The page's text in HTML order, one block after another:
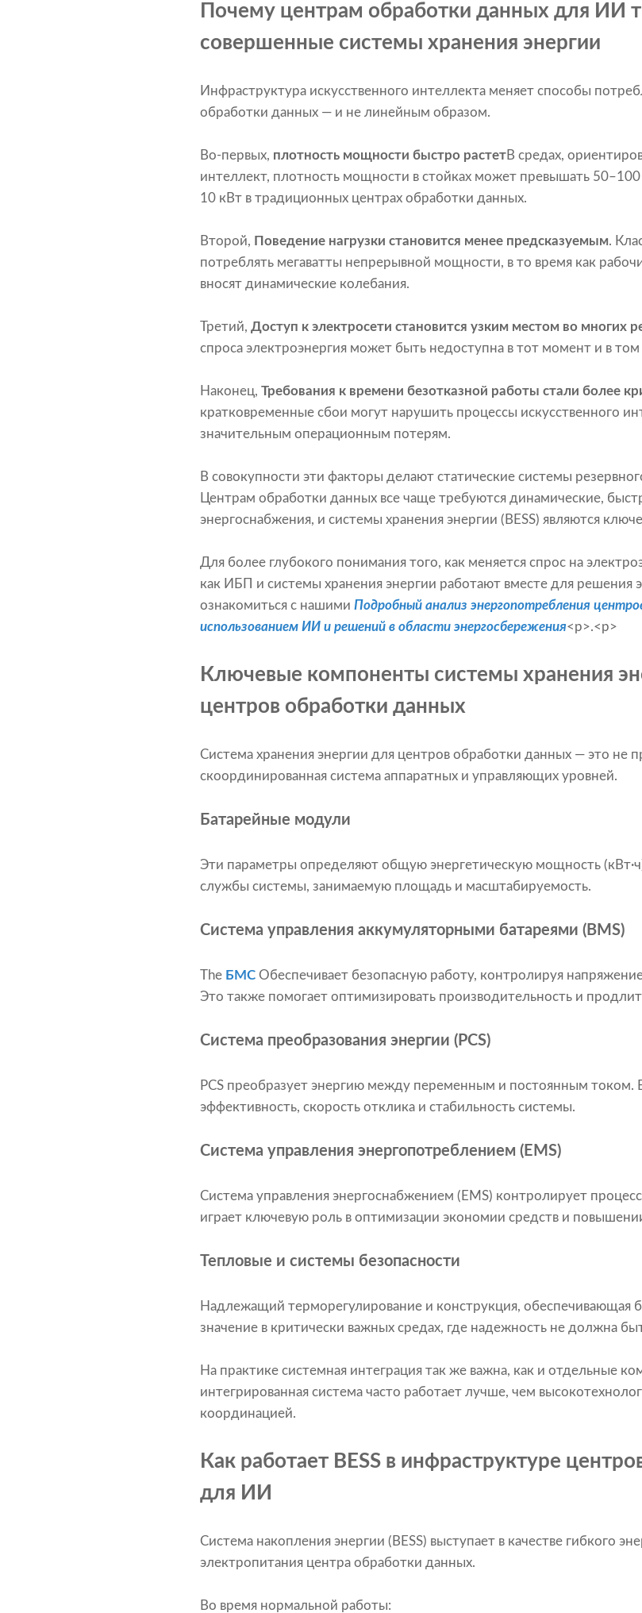
Почему центрам обработки данных для ИИ
совершенные системы хранения энергии
Инфраструктура искусственного интеллекта меняет способы
обработки данных — и не линейным образом.
Во-первых, плотность мощности быстро растетВ средах,
интеллект, плотность мощности в стойках может превышать 50–100
10 кВт в традиционных центрах обработки данных.
Второй, Поведение нагрузки становится менее предсказуемым.
потреблять мегаватты непрерывной мощности, в то время как
вносят динамические колебания.
Третий, Доступ к электросети становится узким местом во многих
спроса электроэнергия может быть недоступна в тот момент и в
Наконец, Требования к времени безотказной работы стали более
кратковременные сбои могут нарушить процессы искусственного
значительным операционным потерям.
В совокупности эти факторы делают статические системы
Центрам обработки данных все чаще требуются динамические,
энергоснабжения, и системы хранения энергии (BESS) являются
Для более глубокого понимания того, как меняется спрос на
как ИБП и системы хранения энергии работают вместе для решения
ознакомиться с нашими Подробный анализ энергопотребления
использованием ИИ и решений в области энергосбережения<р>.<р>
Ключевые компоненты системы хранения
центров обработки данных
Система хранения энергии для центров обработки данных — это не
скоординированная система аппаратных и управляющих уровней.
Батарейные модули
Эти параметры определяют общую энергетическую мощность
службы системы, занимаемую площадь и масштабируемость.
Система управления аккумуляторными батареями (BMS)
The БМС Обеспечивает безопасную работу, контролируя
Это также помогает оптимизировать производительность и
Система преобразования энергии (PCS)
PCS преобразует энергию между переменным и постоянным током.
эффективность, скорость отклика и стабильность системы.
Система управления энергопотреблением (EMS)
Система управления энергоснабжением (EMS) контролирует
играет ключевую роль в оптимизации экономии средств и
Тепловые и системы безопасности
Надлежащий терморегулирование и конструкция, обеспечивающая
значение в критически важных средах, где надежность не должна
На практике системная интеграция так же важна, как и отдельные
интегрированная система часто работает лучше, чем
координацией.
Как работает BESS в инфраструктуре
для ИИ
Система накопления энергии (BESS) выступает в качестве гибкого
электропитания центра обработки данных.
Во время нормальной работы: